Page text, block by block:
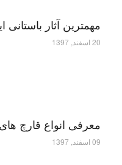
مهمترین آثار
20 اسفند, 1397
معرفی انواع قارچ
09 اسفند, 1397